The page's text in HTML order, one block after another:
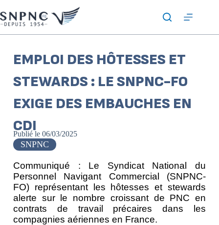
EMPLOI DES HÔTESSES ET
STEWARDS : LE SNPNC-FO
EXIGE DES EMBAUCHES EN
CDI
Publié le 06/03/2025
SNPNC
Communiqué : Le Syndicat National du
Personnel Navigant Commercial (SNPNC-
FO) représentant les hôtesses et stewards
alerte sur le nombre croissant de PNC en
contrats de travail précaires dans les
compagnies aériennes en France.